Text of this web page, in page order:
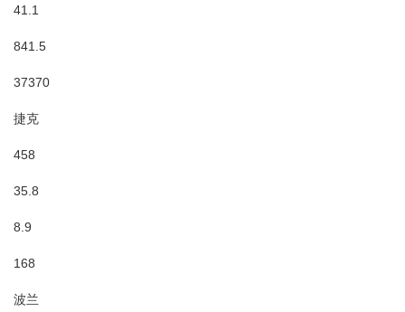
41.1
841.5
37370
捷克
458
35.8
8.9
168
波兰